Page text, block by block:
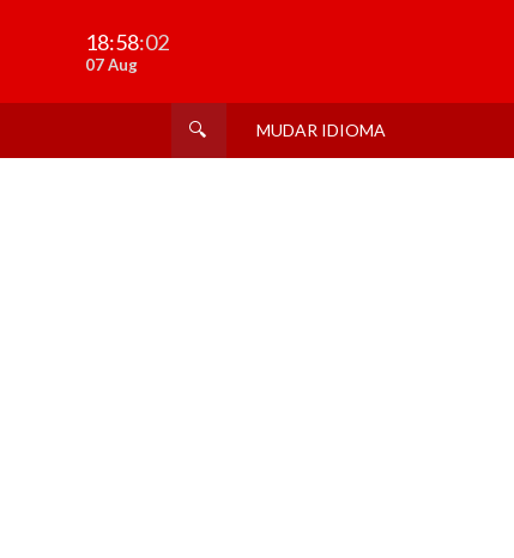
18:58:02
07 Aug
MUDAR IDIOMA